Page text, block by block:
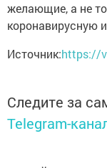
желающие, а не
коронавирусную
Источник:https://
Следите за
Telegram-